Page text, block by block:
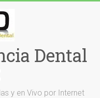
Dental
y en Vivo por Internet